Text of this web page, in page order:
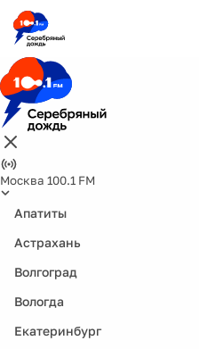
Москва 100.1 FM
Апатиты
Астрахань
Волгоград
Вологда
Екатеринбург